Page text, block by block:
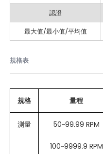
認證
最大值/最小值/平均值
規格表
規格 量程
測量 50~99.99 RPM
100~9999.9 RPM